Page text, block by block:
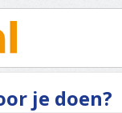
je doen?